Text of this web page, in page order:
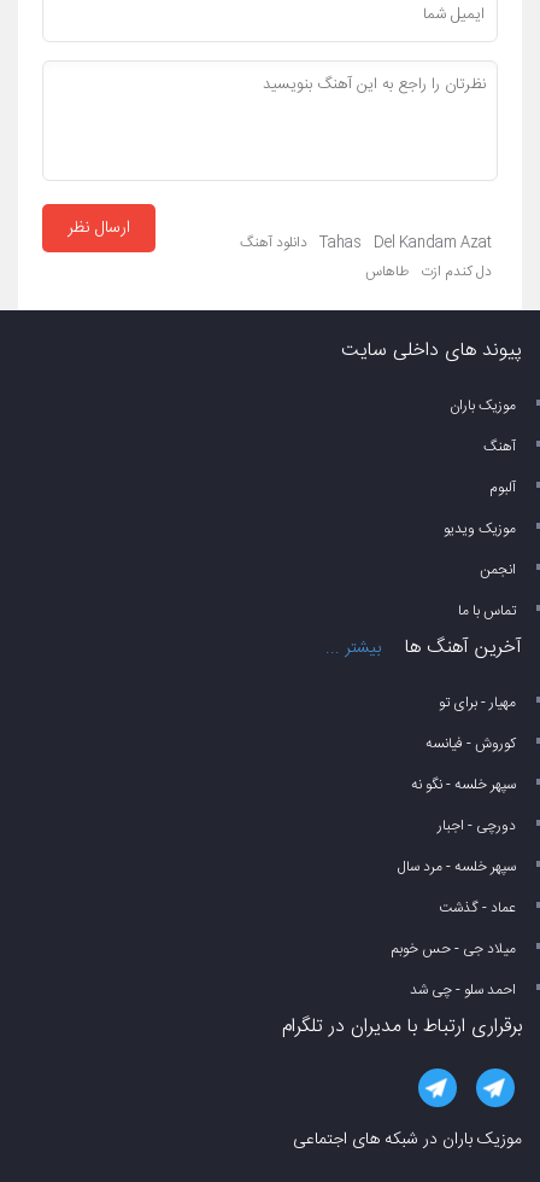
ارسال نظر Del Kandam Azat
Tahas دانلود آهنگ
دل کندم ازت طاهاس
پیوند های داخلی سایت
موزیک باران
آهنگ
آلبوم
موزیک ویدیو
انجمن
تماس با ما
آخرین آهنگ ها بیشتر ...
مهیار - برای تو
کوروش - فیانسه
سپهر خلسه - نگو نه
دورچی - اجبار
سپهر خلسه - مرد سال
عماد - گذشت
میلاد جی - حس خوبم
احمد سلو - چی شد
برقراری ارتباط با مدیران در تلگرام
موزیک باران در شبکه های اجتماعی